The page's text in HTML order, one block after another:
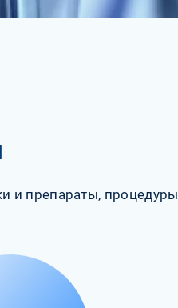
и препараты, процедуры